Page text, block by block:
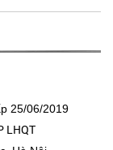
25/06/2019
LHQT